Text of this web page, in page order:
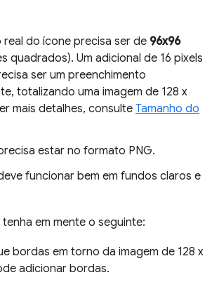
real do ícone precisa ser de 96x96
quadrados). Um adicional de 16 pixels
ser um preenchimento
totalizando uma imagem de 128 x
mais detalhes, consulte Tamanho do
estar no formato PNG.
funcionar bem em fundos claros e
em mente o seguinte:
bordas em torno da imagem de 128 x
adicionar bordas.